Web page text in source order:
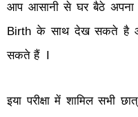
आप आसानी से घर बैठे
Birth के साथ देख सकते है
सकते हैं I
इया परीक्षा में शामिल सभी